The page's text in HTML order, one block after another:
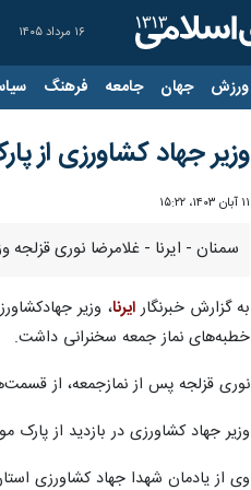
۱۶ مرداد ۱۴۰۵
ورزش جهان جامعه فرهنگ
وزیر جهاد کشاورزی از
۱۱ آبان ۱۴۰۳، ۱۵:۲۲